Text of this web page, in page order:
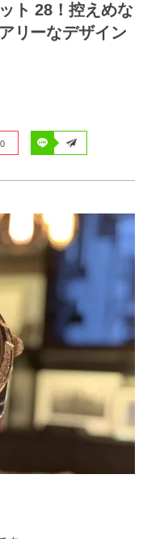
ト 28！控えめな
リーなデザイン
0